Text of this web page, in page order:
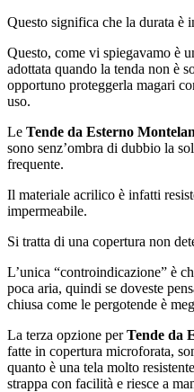
Questo significa che la durata è
Questo, come vi spiegavamo è
adottata quando la tenda non è
opportuno proteggerla magari
uso.
Le Tende da Esterno
sono senz’ombra di dubbio la
frequente.
Il materiale acrilico è infatti
impermeabile.
Si tratta di una copertura non
L’unica “controindicazione” è
poca aria, quindi se doveste
chiusa come le pergotende è
La terza opzione perTende da
fatte in copertura microforata,
quanto è una tela molto
strappa con facilità e riesce a